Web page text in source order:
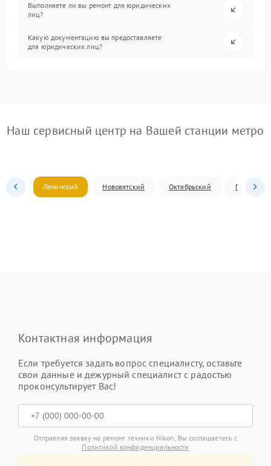
Выполняете ли вы ремонт для юридических
лиц?
Какую документацию вы предоставляете
для юридических лиц?
Наш сервисный центр на Вашей станции метро
Ленинский Нововятский Октябрьский
Контактная информация
Если требуется задать вопрос специалисту, оставьте
свои данные и дежурный специалист с радостью
проконсультирует Вас!
Отправляя заявку на ремонт техники Nikon, Вы соглашаетесь с
Политикой конфиденциальности